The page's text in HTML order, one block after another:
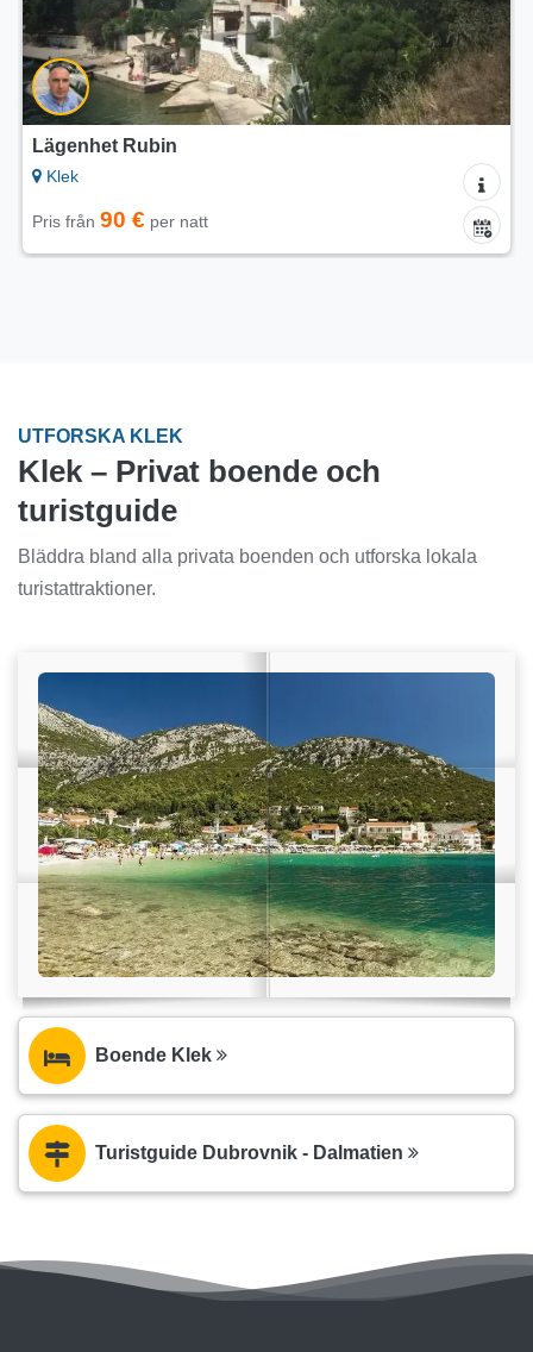
Lägenhet Rubin
Klek
Pris från 90 € per natt
UTFORSKA KLEK
Klek – Privat boende och
turistguide
Bläddra bland alla privata boenden och utforska lokala
turistattraktioner.
Boende Klek
Turistguide Dubrovnik - Dalmatien